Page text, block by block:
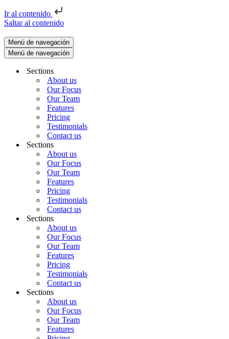
Ir al contenido
Saltar al contenido
Menú de navegación
Menú de navegación
Sections
About us
Our Focus
Our Team
Features
Pricing
Testimonials
Contact us
Sections
About us
Our Focus
Our Team
Features
Pricing
Testimonials
Contact us
Sections
About us
Our Focus
Our Team
Features
Pricing
Testimonials
Contact us
Sections
About us
Our Focus
Our Team
Features